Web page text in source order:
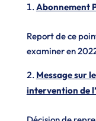
Abonnement
Report de ce
examiner en
Message sur
intervention de